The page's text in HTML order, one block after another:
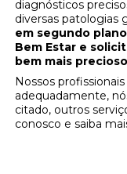
diagnósticos
diversas patologias
em segundo
Bem Estar e
bem mais
Nossos
adequadamente,
citado, outros
conosco e saiba